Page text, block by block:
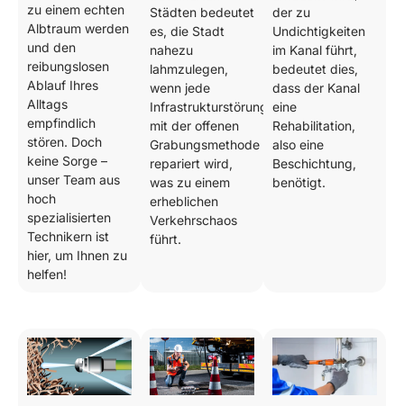
zu einem echten
Albtraum werden
und den
reibungslosen
Ablauf Ihres
Alltags
empfindlich
stören. Doch
keine Sorge –
unser Team aus
hoch
spezialisierten
Technikern ist
hier, um Ihnen zu
helfen!
Städten bedeutet
es, die Stadt
nahezu
lahmzulegen,
wenn jede
Infrastrukturstörung
mit der offenen
Grabungsmethode
repariert wird,
was zu einem
erheblichen
Verkehrschaos
führt.
der zu
Undichtigkeiten
im Kanal führt,
bedeutet dies,
dass der Kanal
eine
Rehabilitation,
also eine
Beschichtung,
benötigt.